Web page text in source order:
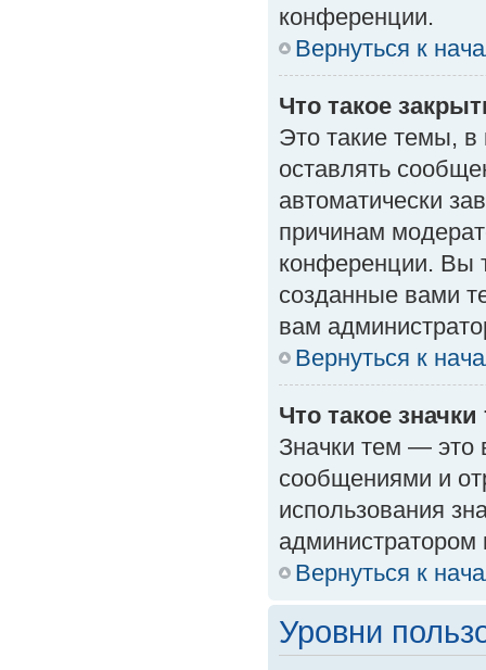
конференции.
Вернуться к
Что такое
Это такие темы, в
оставлять
автоматически
причинам
конференции. Вы
созданные вами
вам
Вернуться к
Что такое значки
Значки тем — это
сообщениями и
использования
Вернуться к
Уровни